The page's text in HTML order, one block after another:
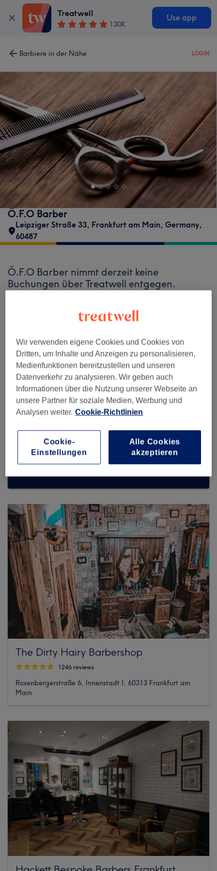
Treatwell
130K
Use app
Barbiere in der Nähe LOGIN
Ö.F.O Barber
Leipziger Straße 33, Frankfurt am Main, Germany,
60487
Ö.F.O Barber nimmt derzeit keine
Buchungen über Treatwell entgegen.
verfügbare Salons in Ihrer Nähe zu
Dort warten viele erstklassige Profis
Finde die besten Salons in deiner Nähe
Mehr Salons anzeigen
The Dirty Hairy Barbershop
1246 reviews
Rosenbergerstraße 6, Innenstadt I, 60313 Frankfurt am
Main
Wir verwenden eigene Cookies und Cookies von
Dritten, um Inhalte und Anzeigen zu personalisieren,
Medienfunktionen bereitzustellen und unseren
Datenverkehr zu analysieren. Wir geben auch
Informationen über die Nutzung unserer Webseite an
unsere Partner für soziale Medien, Werbung und
Analysen weiter. Cookie-Richtlinien
Cookie-
Einstellungen
Alle Cookies
akzeptieren